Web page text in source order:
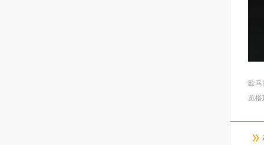
欧马
览